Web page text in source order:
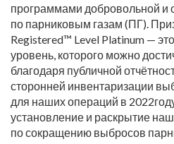
программами добровольной и
по парниковым газам (ПГ).
Registered™ Level Platinum —
уровень, которого можно
благодаря публичной
сторонней инвентаризации
для наших операций в
установление и раскрытие
по сокращению выбросов